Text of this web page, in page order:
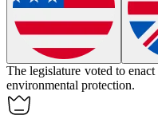
The legislature voted toenact
environmental protection.